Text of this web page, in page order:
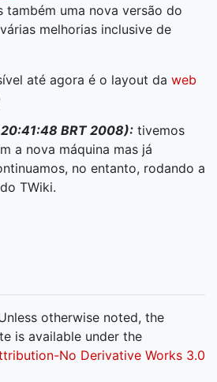
também uma nova versão do
melhorias inclusive de
até agora é o layout da web
BRT 2008): tivemos
a nova máquina mas já
no entanto, rodando a
TWiki.
otherwise noted, the
is available under the
No Derivative Works 3.0